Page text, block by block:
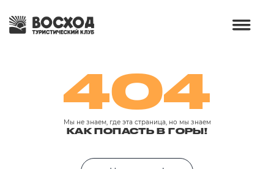
404
Мы не знаем, где эта страница, но мы знаем
КАК ПОПАСТЬ В ГОРЫ!